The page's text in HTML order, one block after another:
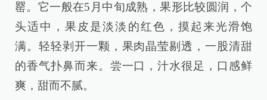
罂。它一般在5月中旬成熟，果形比较圆润，个
头适中，果皮是淡淡的红色，摸起来光滑饱
满。轻轻剥开一颗，果肉晶莹剔透，一股清甜
的香气扑鼻而来。尝一口，汁水很足，口感鲜
爽，甜而不腻。